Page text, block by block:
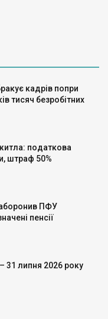
кадрів попри
тисяч безробітних
податкова
штраф 50%
ПФУ
пенсії
31 липня 2026 року